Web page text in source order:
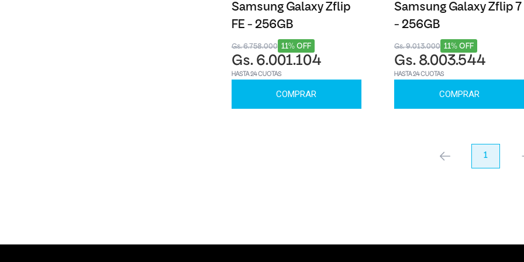
Samsung Galaxy Zflip
FE - 256GB
11% OFF
Gs. 6.758.000
Gs. 6.001.104
HASTA 24 CUOTAS
COMPRAR
Samsung Galaxy Zflip 7
- 256GB
11% OFF
Gs. 9.013.000
Gs. 8.003.544
HASTA 24 CUOTAS
COMPRAR
anterior 1